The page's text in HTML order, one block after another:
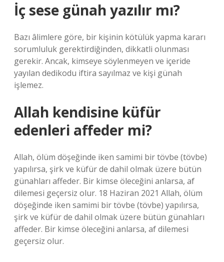
İç sese günah yazılır mı?
Bazı âlimlere göre, bir kişinin kötülük yapma kararı
sorumluluk gerektirdiğinden, dikkatli olunması
gerekir. Ancak, kimseye söylenmeyen ve içeride
yayılan dedikodu iftira sayılmaz ve kişi günah
işlemez.
Allah kendisine küfür
edenleri affeder mi?
Allah, ölüm döşeğinde iken samimi bir tövbe (tövbe)
yapılırsa, şirk ve küfür de dahil olmak üzere bütün
günahları affeder. Bir kimse öleceğini anlarsa, af
dilemesi geçersiz olur. 18 Haziran 2021 Allah, ölüm
döşeğinde iken samimi bir tövbe (tövbe) yapılırsa,
şirk ve küfür de dahil olmak üzere bütün günahları
affeder. Bir kimse öleceğini anlarsa, af dilemesi
geçersiz olur.